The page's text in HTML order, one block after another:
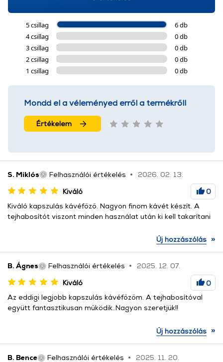
5 csillag
6 db
4 csillag
0 db
3 csillag
0 db
2 csillag
0 db
1 csillag
0 db
Mondd el a véleményed erről a termékről!
Értékelem
S. Miklós Felhasználói értékelés
2026. 02. 13.
Kiváló
0
Kiváló kapszulás kávéfőző. Nagyon finom kávét készít. A
tejhabosítót viszont minden használat után ki kell takarítani
Új hozzászólás »
B. Ágnes Felhasználói értékelés
2025. 12. 07.
Kiváló
0
Az eddigi legjobb kapszulás kávéfőzőm. A tejhabosítóval
együtt fantasztikusan működik..Nagyon szeretjük!!
Új hozzászólás »
B. Bence Felhasználói értékelés
2025. 11. 20.